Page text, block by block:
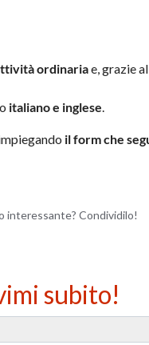
ordinariae, grazie
italiano e inglese.
il form che
interessante? Condividilo!
subito!